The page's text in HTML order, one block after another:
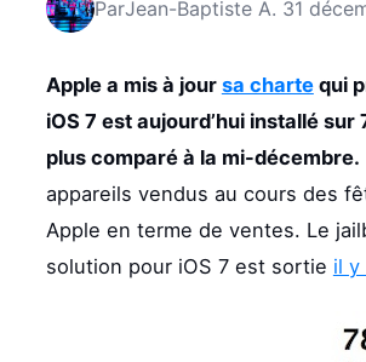
ParJean-Baptiste A. 31
Apple a mis à jour sa chartequi
iOS 7 est aujourd’hui installé
plus comparé à la mi-décembre.
appareils vendus au cours des
Apple en terme de ventes. Le
solution pour iOS 7 est sortie il y